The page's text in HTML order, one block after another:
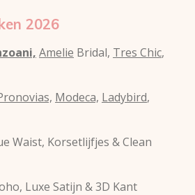
2026
Amelie Bridal, Tres Chic,
Modeca, Ladybird,
Waist, Korsetlijfjes & Clean
Luxe Satijn & 3D Kant